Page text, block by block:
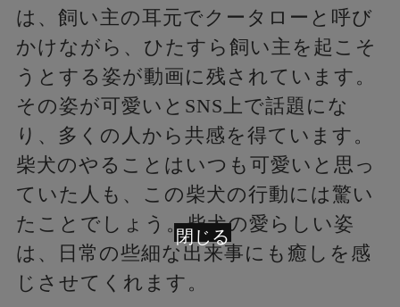
は、飼い主の耳元でクータローと呼び
かけながら、ひたすら飼い主を起こそ
うとする姿が動画に残されています。
その姿が可愛いとSNS上で話題にな
り、多くの人から共感を得ています。
柴犬のやることはいつも可愛いと思っ
ていた人も、この柴犬の行動には驚い
たことでしょう。柴犬の愛らしい姿
は、日常の些細な出来事にも癒しを感
じさせてくれます。
閉じる